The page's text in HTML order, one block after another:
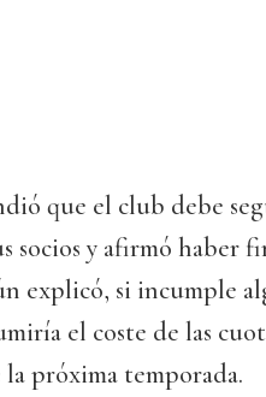
que el club debe
socios y afirmó haber
explicó, si incumple
el coste de las
próxima temporada.